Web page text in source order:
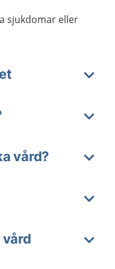
sjukdomar eller
vård?
vård